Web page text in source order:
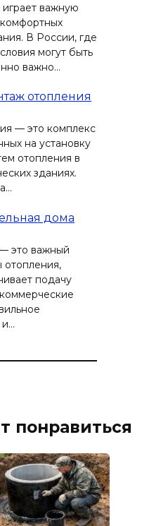
важную
В России, где
могут быть
важно…
отопления
— это комплекс
на установку
отопления в
зданиях.
дома
это важный
отопления,
подачу
понравиться